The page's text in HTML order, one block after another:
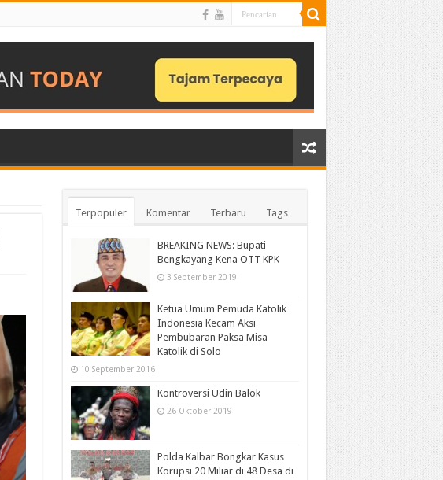
Terpopuler Komentar Terbaru Tags
BREAKING NEWS: Bupati
Bengkayang Kena OTT KPK
3 September 2019
Ketua Umum Pemuda Katolik
Indonesia Kecam Aksi
Pembubaran Paksa Misa
Katolik di Solo
10 September 2016
Kontroversi Udin Balok
26 Oktober 2019
Polda Kalbar Bongkar Kasus
Korupsi 20 Miliar di 48 Desa di